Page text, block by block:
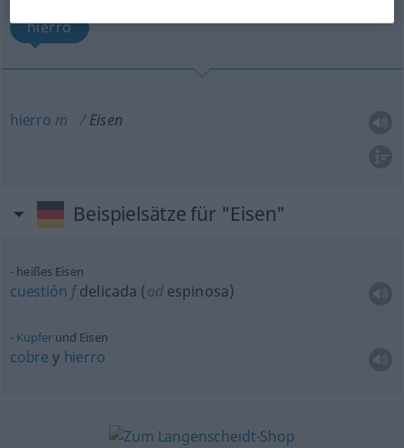
hierro
hierro m Eisen
Beispielsätze für "Eisen"
heißes Eisen
cuestión fdelicada (odespinosa)
Kupferund Eisen
cobre y hierro